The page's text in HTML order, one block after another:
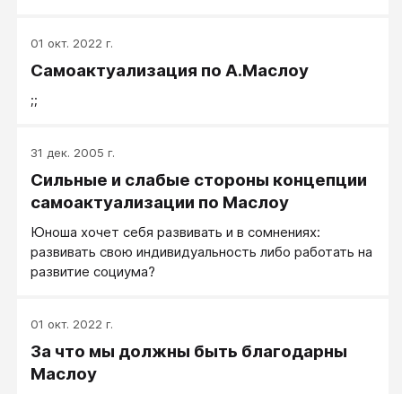
01 окт. 2022 г.
Самоактуализация по А.Маслоу
;;
31 дек. 2005 г.
Сильные и слабые стороны концепции
самоактуализации по Маслоу
Юноша хочет себя развивать и в сомнениях:
развивать свою индивидуальность либо работать на
развитие социума?
01 окт. 2022 г.
За что мы должны быть благодарны
Маслоу